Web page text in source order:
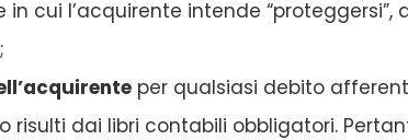
cui l’acquirente intende “proteggersi”,
per qualsiasi debito
risulti dai libri contabili obbligatori.